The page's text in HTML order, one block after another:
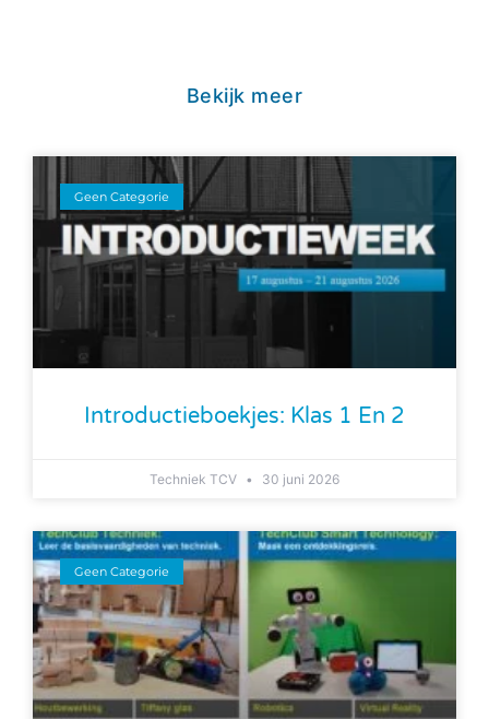
Bekijk meer
Geen Categorie
Introductieboekjes: Klas 1 En 2
Techniek TCV 30 juni 2026
Geen Categorie